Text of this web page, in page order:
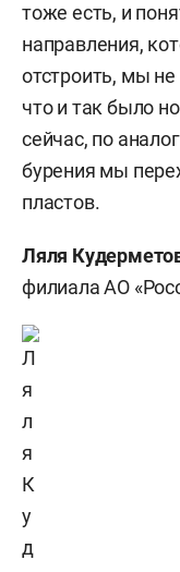
тоже есть, и
направления,
отстроить, мы
что и так было
сейчас, по
бурения мы
пластов.
Ляля
филиала АО